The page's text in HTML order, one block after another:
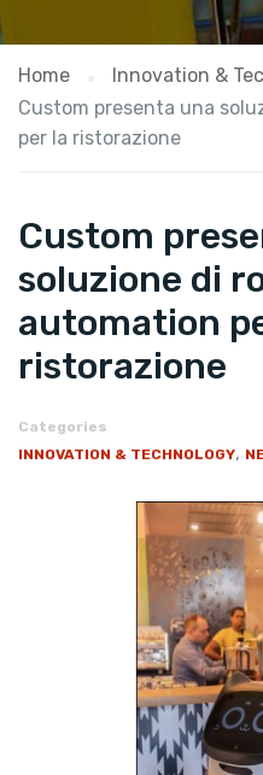
Home
Innovation &
Custom presenta una
per la ristorazione
Custom
soluzione di
automation
ristorazione
Categories
INNOVATION & TECHNOLOGY,